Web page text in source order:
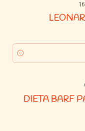
Quantity
DIETA BARF